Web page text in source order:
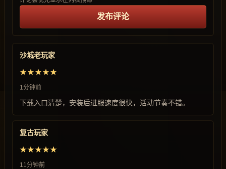
发布评论
沙城老玩家
★★★★★
1分钟前
下载入口清楚，安装后进服速度很快，活动节奏不错。
复古玩家
★★★★★
11分钟前